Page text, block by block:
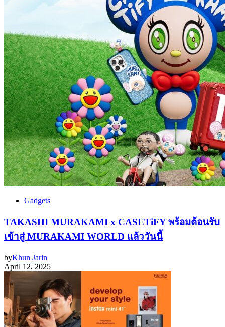
Gadgets
TAKASHI MURAKAMI x CASETiFY พร้อมต้อนรับ
เข้าสู่ MURAKAMI WORLD แล้ววันนี้
byKhun Jarin
April 12, 2025